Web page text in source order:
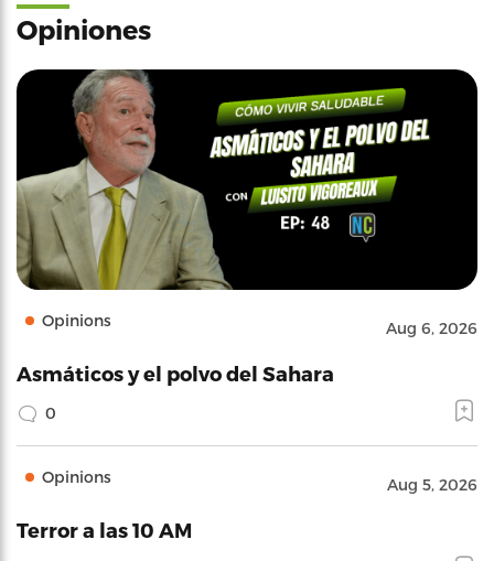
Opiniones
Opinions Aug 6, 2026
Asmáticos y el polvo del Sahara
0
Opinions Aug 5, 2026
Terror a las 10 AM